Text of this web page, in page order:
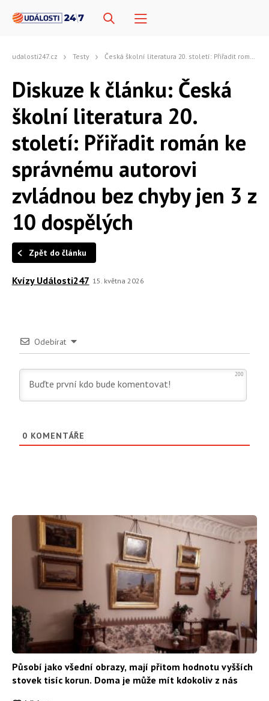
udalosti247.cz Testy Česká školní literatura 20. století: Přiřadit román ke správnému autorovi zvládnou bez chyby jen 3 z 10 dospělých
Diskuze k článku: Česká
školní literatura 20.
století: Přiřadit román ke
správnému autorovi
zvládnou bez chyby jen 3 z
10 dospělých
Zpět do článku
Kvízy Události247 15. května 2026
Odebírat
200
0 KOMENTÁŘE
Působí jako všední obrazy, mají přitom hodnotu vyšších
stovek tisíc korun. Doma je může mít kdokoliv z nás